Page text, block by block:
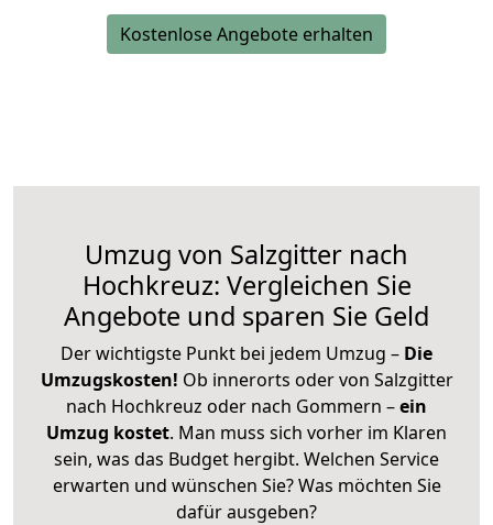
Kostenlose Angebote erhalten
Umzug von Salzgitter nach
Hochkreuz: Vergleichen Sie
Angebote und sparen Sie Geld
Der wichtigste Punkt bei jedem Umzug – Die
Umzugskosten! Ob innerorts oder von Salzgitter
nach Hochkreuz oder nach Gommern –ein
Umzug kostet. Man muss sich vorher im Klaren
sein, was das Budget hergibt. Welchen Service
erwarten und wünschen Sie? Was möchten Sie
dafür ausgeben?